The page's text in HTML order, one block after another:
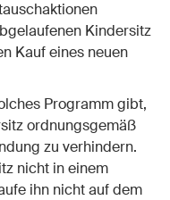
Kindersitz
Kauf eines neuen
Programm gibt,
ordnungsgemäß
zu verhindern.
nicht in einem
ihn nicht auf dem